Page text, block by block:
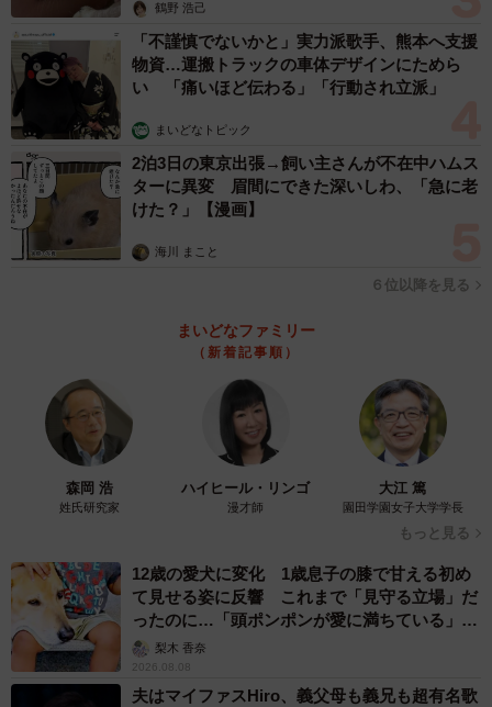
鶴野 浩己
「不謹慎でないかと」実力派歌手、熊本へ支援
物資…運搬トラックの車体デザインにためら
い 「痛いほど伝わる」「行動され立派」
まいどなトピック
2泊3日の東京出張→飼い主さんが不在中ハムス
ターに異変 眉間にできた深いしわ、「急に老
けた？」【漫画】
海川 まこと
６位以降を見る
まいどなファミリー
（新着記事順）
森岡 浩
姓氏研究家
ハイヒール・リンゴ
漫才師
大江 篤
園田学園女子大学学長
もっと見る
12歳の愛犬に変化 1歳息子の膝で甘える初め
て見せる姿に反響 これまで「見守る立場」だ
ったのに…「頭ポンポンが愛に満ちている」
「尊…」
梨木 香奈
2026.08.08
夫はマイファスHiro、義父母も義兄も超有名歌